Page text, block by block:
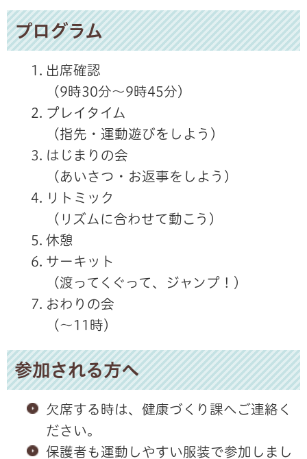
プログラム
出席確認
（9時30分～9時45分）
プレイタイム
（指先・運動遊びをしよう）
はじまりの会
（あいさつ・お返事をしよう）
リトミック
（リズムに合わせて動こう）
休憩
サーキット
（渡ってくぐって、ジャンプ！）
おわりの会
（～11時）
参加される方へ
欠席する時は、健康づくり課へご連絡く
ださい。
保護者も運動しやすい服装で参加しまし